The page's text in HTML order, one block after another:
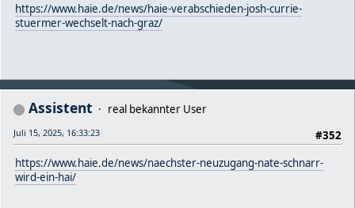
https://www.haie.de/news/haie-verabschieden-josh-currie-
stuermer-wechselt-nach-graz/
Assistent
real bekannter User
#352
Juli 15, 2025, 16:33:23
https://www.haie.de/news/naechster-neuzugang-nate-schnarr-
wird-ein-hai/